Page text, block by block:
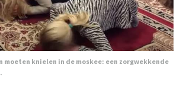
moeten knielen in de moskee: een zorgwekkende